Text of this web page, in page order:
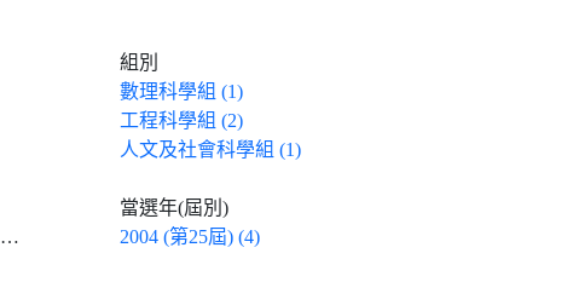
組別
數理科學組 (1)
工程科學組 (2)
人文及社會科學組 (1)
當選年(屆別)
2004 (第25屆) (4)